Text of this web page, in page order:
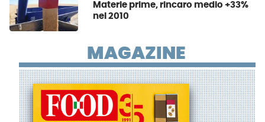
Materie prime, rincaro medio +33%
nel 2010
MAGAZINE